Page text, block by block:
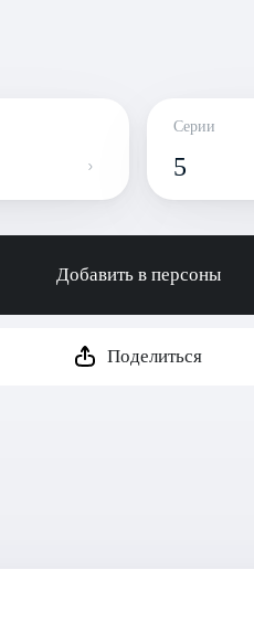
Серии
5
Добавить в персоны
Поделиться